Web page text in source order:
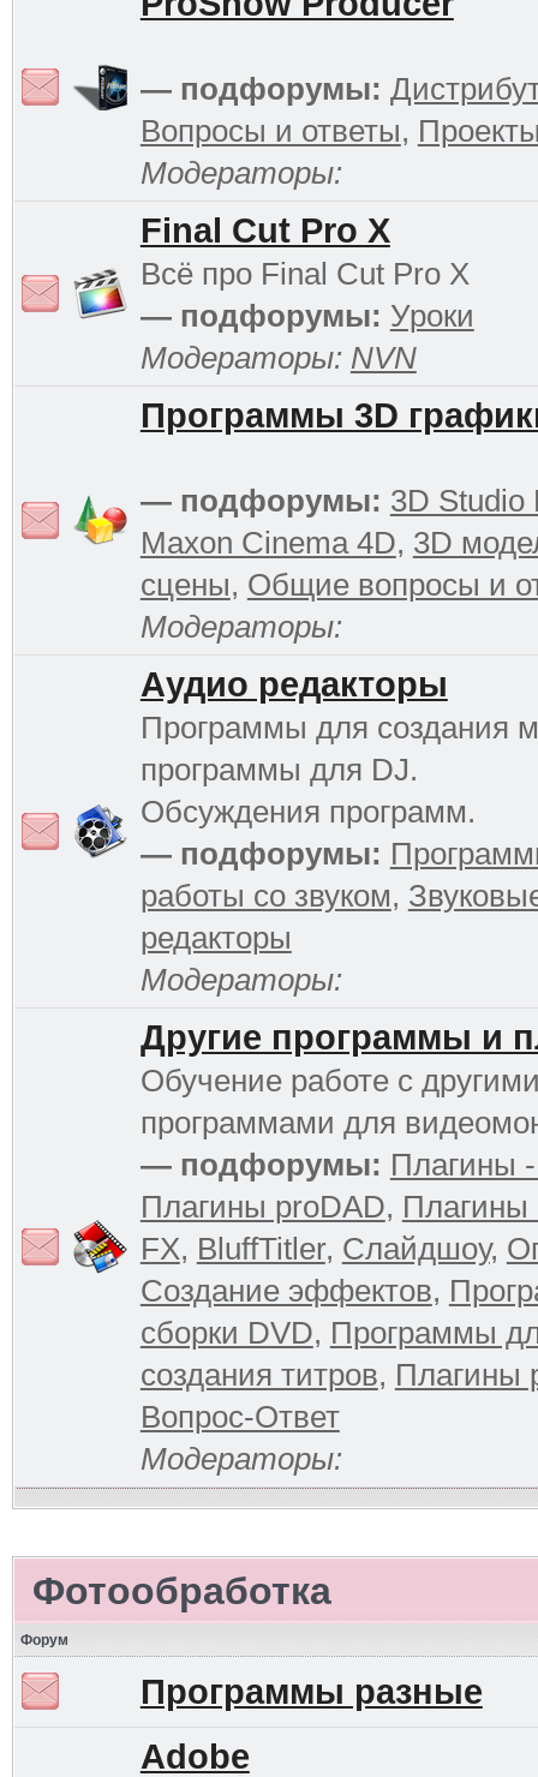
— подфорумы:
Вопросы и ответы,
Модераторы:
Final Cut Pro X
Всё про Final Cut Pro X
— подфорумы: Уроки
Модераторы: NVN
Программы 3D
— подфорумы: 3D Studio
Maxon Cinema 4D, 3D
сцены, Общие вопросы и
Модераторы:
Аудио редакторы
Программы для создания
программы для DJ.
Обсуждения программ.
— подфорумы:
работы со звуком,
редакторы
Модераторы:
Другие программы и
Обучение работе с
программами для
— подфорумы: Плагины
Плагины proDAD, Плагины
FX, BluffTitler, Слайдшоу,
Создание эффектов,
сборки DVD, Программы
создания титров, Плагины
Вопрос-Ответ
Модераторы:
Фотообработка
Форум
Программы разные
Adobe